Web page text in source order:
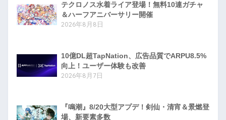
テクロノス水着ライア登場！無料10連ガチャ
＆ハーフアニバーサリー開催
2026年8月8日
10億DL超TapNation、広告品質でARPU8.5%
向上！ユーザー体験も改善
2026年8月7日
『鳴潮』8/20大型アプデ！剣仙・清宵＆景燃登
場、新要素多数